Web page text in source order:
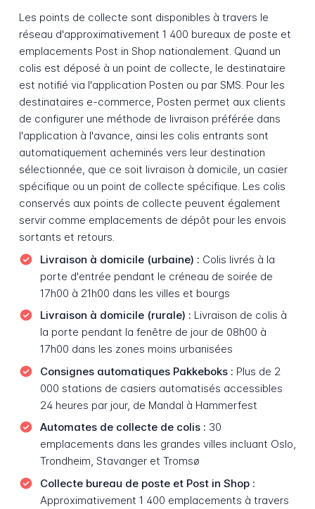
Les points de collecte sont disponibles à travers le
réseau d'approximativement 1 400 bureaux de poste et
emplacements Post in Shop nationalement. Quand un
colis est déposé à un point de collecte, le destinataire
est notifié via l'application Posten ou par SMS. Pour les
destinataires e-commerce, Posten permet aux clients
de configurer une méthode de livraison préférée dans
l'application à l'avance, ainsi les colis entrants sont
automatiquement acheminés vers leur destination
sélectionnée, que ce soit livraison à domicile, un casier
spécifique ou un point de collecte spécifique. Les colis
conservés aux points de collecte peuvent également
servir comme emplacements de dépôt pour les envois
sortants et retours.
Livraison à domicile (urbaine) : Colis livrés à la
porte d'entrée pendant le créneau de soirée de
17h00 à 21h00 dans les villes et bourgs
Livraison à domicile (rurale) : Livraison de colis à
la porte pendant la fenêtre de jour de 08h00 à
17h00 dans les zones moins urbanisées
Consignes automatiques Pakkeboks : Plus de 2
000 stations de casiers automatisés accessibles
24 heures par jour, de Mandal à Hammerfest
Automates de collecte de colis : 30
emplacements dans les grandes villes incluant Oslo,
Trondheim, Stavanger et Tromsø
Collecte bureau de poste et Post in Shop :
Approximativement 1 400 emplacements à travers